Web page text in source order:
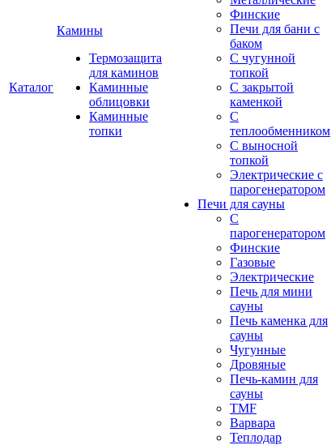
Каталог
Камины
Термозащита
для каминов
Каминные
облицовки
Каминные
топки
Финские
Печи для бани с
баком
С чугунной
топкой
С закрытой
каменкой
С
теплообменником
С выносной
топкой
Электрические с
парогенератором
Печи для сауны
С
парогенератором
Финские
Газовые
Электрические
Печь для мини
сауны
Печь каменка для
сауны
Чугунные
Дровяные
Печь-камин для
сауны
TMF
Варвара
Теплодар